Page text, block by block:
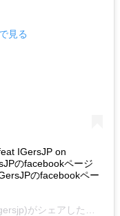
見る
IGersJP on
のfacebookページ
のfacebookペー
がシェアした投稿 –